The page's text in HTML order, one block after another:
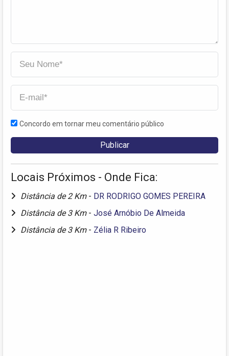
Concordo em tornar meu comentário público
Locais Próximos - Onde Fica:
Distância de 2 Km - DR RODRIGO GOMES PEREIRA
Distância de 3 Km - José Arnóbio De Almeida
Distância de 3 Km - Zélia R Ribeiro